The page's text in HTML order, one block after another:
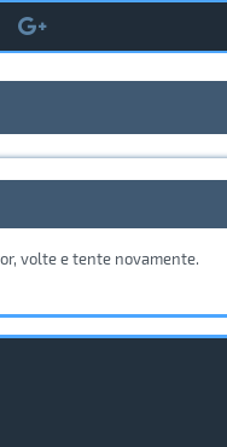
volte e tente novamente.